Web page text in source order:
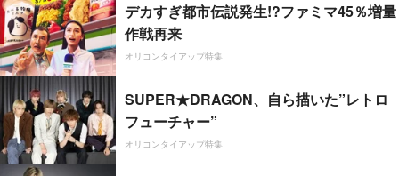
デカすぎ都市伝説発生!?ファミマ45％増量
作戦再来
オリコンタイアップ特集
SUPER★DRAGON、自ら描いた”レトロ
フューチャー”
オリコンタイアップ特集